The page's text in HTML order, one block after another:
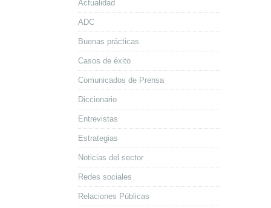
Actualidad
ADC
Buenas prácticas
Casos de éxito
Comunicados de Prensa
Diccionario
Entrevistas
Estrategias
Noticias del sector
Redes sociales
Relaciones Públicas